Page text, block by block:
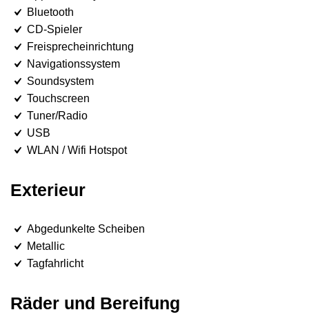
Bluetooth
CD-Spieler
Freisprecheinrichtung
Navigationssystem
Soundsystem
Touchscreen
Tuner/Radio
USB
WLAN / Wifi Hotspot
Exterieur
Abgedunkelte Scheiben
Metallic
Tagfahrlicht
Räder und Bereifung